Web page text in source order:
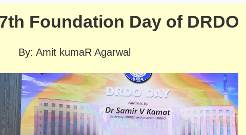
Foundation Day of DRDO
By: Amit kumaR Agarwal